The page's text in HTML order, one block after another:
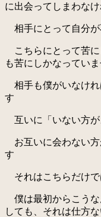
に出会ってしまわな
相手にとって自分が
こちらにとって苦に
も苦にしかなってい
相手も僕がいなけれ
す
互いに「いない方が
お互いに会わない方
す
それはこちらだけで
僕は最初からこう
しても、それは仕方